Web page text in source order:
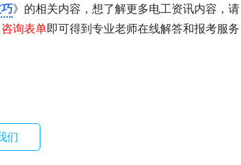
》的相关内容，想了解更多电工资讯内容，请
询表单即可得到专业老师在线解答和报考服务
们